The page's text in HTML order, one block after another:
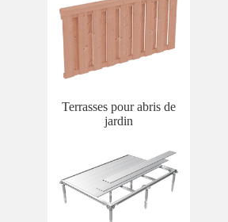
Terrasses pour abris de
jardin